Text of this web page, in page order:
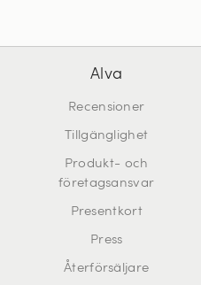
Alva
Recensioner
Tillgänglighet
Produkt- och
företagsansvar
Presentkort
Press
Återförsäljare